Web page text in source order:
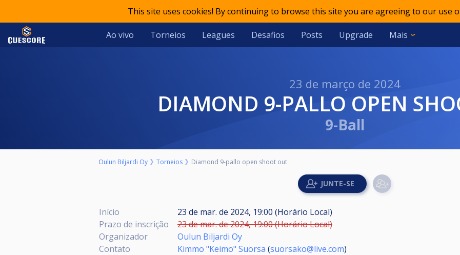
This site uses cookies! By continuing to browse this site you are agreeing to our use
Ao vivo Torneios Leagues Desafios Posts Upgrade Mais
23 de março de 2024
DIAMOND 9-PALLO OPEN
9-Ball
Oulun Biljardi Oy Torneios Diamond 9-pallo open shoot out
Início
23 de mar. de 2024, 19:00 (Horário Local)
Prazo de inscrição
23 de mar. de 2024, 19:00 (Horário Local)
Organizador
Oulun Biljardi Oy
Contato
Kimmo "Keimo" Suorsa (suorsako@live.com)